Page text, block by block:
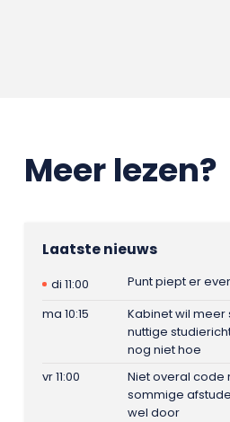
Meer lezen?
Laatste nieuws
di 11:00
Punt piept er
ma 10:15
Kabinet wil meer
nuttige
nog niet hoe
vr 11:00
Niet overal code
sommige
wel door